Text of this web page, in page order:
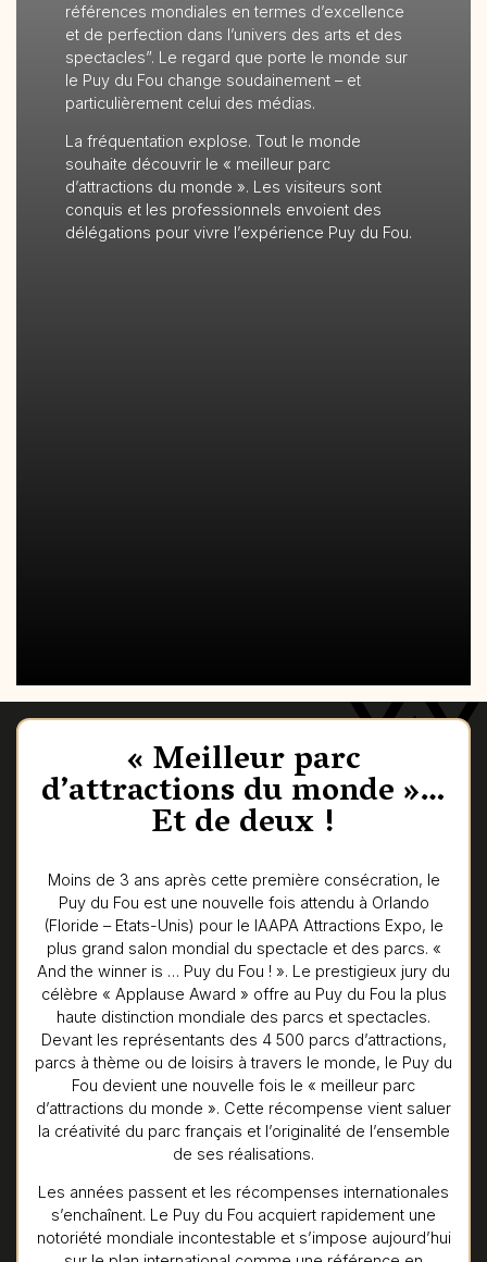
références mondiales en termes d’excellence
et de perfection dans l’univers des arts et des
spectacles”. Le regard que porte le monde sur
le Puy du Fou change soudainement – et
particulièrement celui des médias.
La fréquentation explose. Tout le monde
souhaite découvrir le « meilleur parc
d’attractions du monde ». Les visiteurs sont
conquis et les professionnels envoient des
délégations pour vivre l’expérience Puy du Fou.
« Meilleur parc
d’attractions du monde »…
Et de deux !
Moins de 3 ans après cette première consécration, le
Puy du Fou est une nouvelle fois attendu à Orlando
(Floride – Etats-Unis) pour le IAAPA Attractions Expo, le
plus grand salon mondial du spectacle et des parcs. «
And the winner is … Puy du Fou ! ». Le prestigieux jury du
célèbre « Applause Award » offre au Puy du Fou la plus
haute distinction mondiale des parcs et spectacles.
Devant les représentants des 4 500 parcs d’attractions,
parcs à thème ou de loisirs à travers le monde, le Puy du
Fou devient une nouvelle fois le « meilleur parc
d’attractions du monde ». Cette récompense vient saluer
la créativité du parc français et l’originalité de l’ensemble
de ses réalisations.
Les années passent et les récompenses internationales
s’enchaînent. Le Puy du Fou acquiert rapidement une
notoriété mondiale incontestable et s’impose aujourd’hui